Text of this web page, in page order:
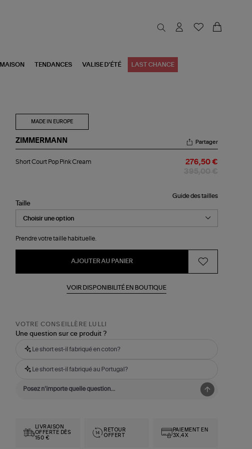
MAISON TENDANCES VALISE D'ÉTÉ LAST CHANCE
MADE IN EUROPE
ZIMMERMANN
Court
Partager
Short Court Pop Pink Cream 276,50 €
Guide des tailles
Taille
Prendre votre taille habituelle.
AJOUTER AU PANIER
VOIR DISPONIBILITÉ EN BOUTIQUE
VOTRE CONSEILLÈRE LULLI
Une question sur ce produit ?
Le short est-il fabriqué en coton?
Le short est-il fabriqué au Portugal?
LIVRAISON
OFFERTE DÈS
150 €
RETOUR
OFFERT
PAIEMENT EN
3X,4X